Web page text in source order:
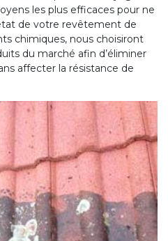
les plus efficaces pour ne
de votre revêtement de
chimiques, nous choisiront
du marché afin d’éliminer
affecter la résistance de